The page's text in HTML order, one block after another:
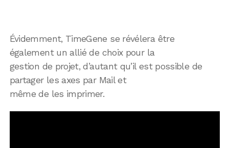
Évidemment, TimeGene se révélera être
également un allié de choix pour la
gestion de projet, d’autant qu’il est possible de
partager les axes par Mail et
même de les imprimer.